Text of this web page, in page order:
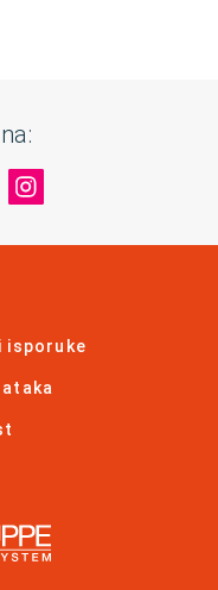
na Facebook
nas na YouTube
Posetite nas na
isporuke